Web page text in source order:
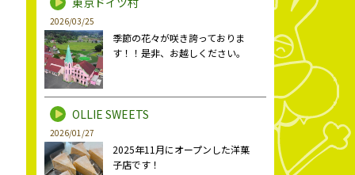
2026/03/25
季節の花々が咲き誇っておりま
す！！是非、お越しください。
OLLIE SWEETS
2026/01/27
2025年11月にオープンした洋菓
子店です！